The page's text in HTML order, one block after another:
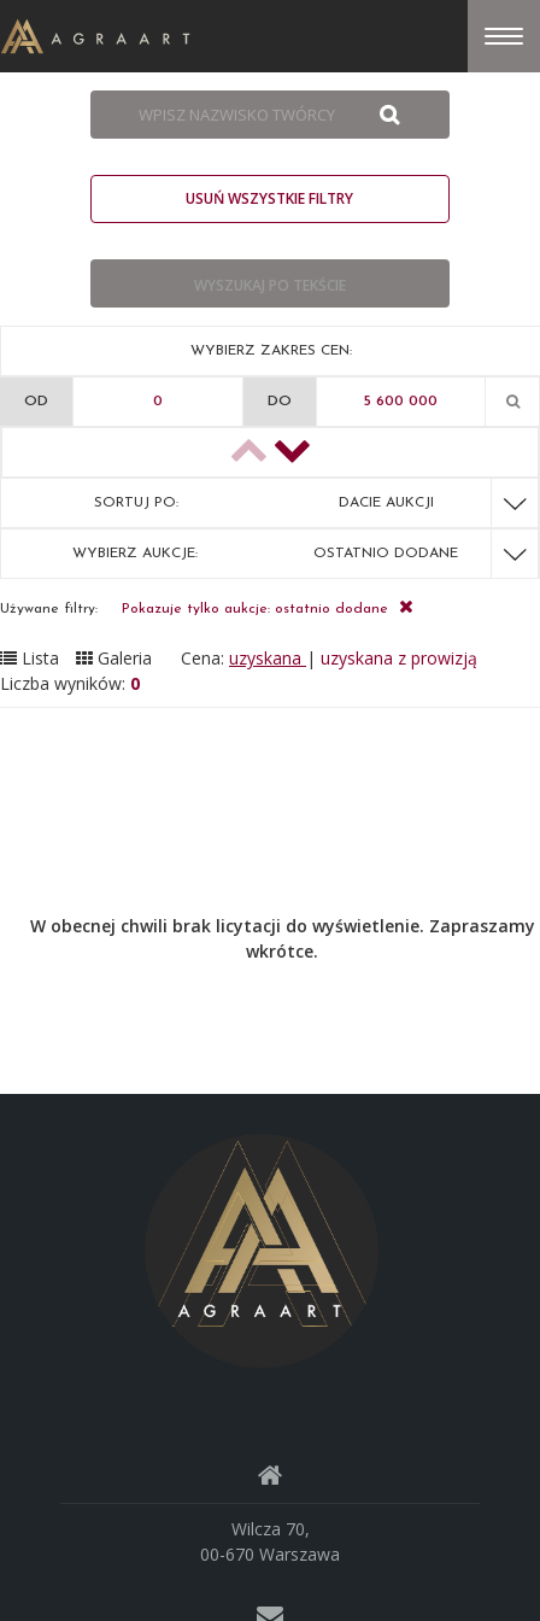
USUŃ WSZYSTKIE FILTRY
WYBIERZ ZAKRES CEN:
OD DO
SORTUJ PO: DACIE AUKCJI
WYBIERZ AUKCJE: OSTATNIO DODANE
Używane filtry: Pokazuje tylko aukcje: ostatnio dodane
Lista Galeria Cena: uzyskana | uzyskana z prowizją
Liczba wyników: 0
W obecnej chwili brak licytacji do wyświetlenie. Zapraszamy
wkrótce.
Wilcza 70,
00-670 Warszawa